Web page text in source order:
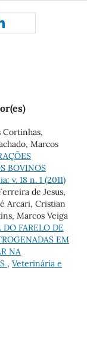
Cortinhas,
Marcos
BOVINOS
v. 18 n. 1 (2011)
de Jesus,
Arcari, Cristian
Marcos Veiga
FARELO DE
EM
NA
, Veterinária e